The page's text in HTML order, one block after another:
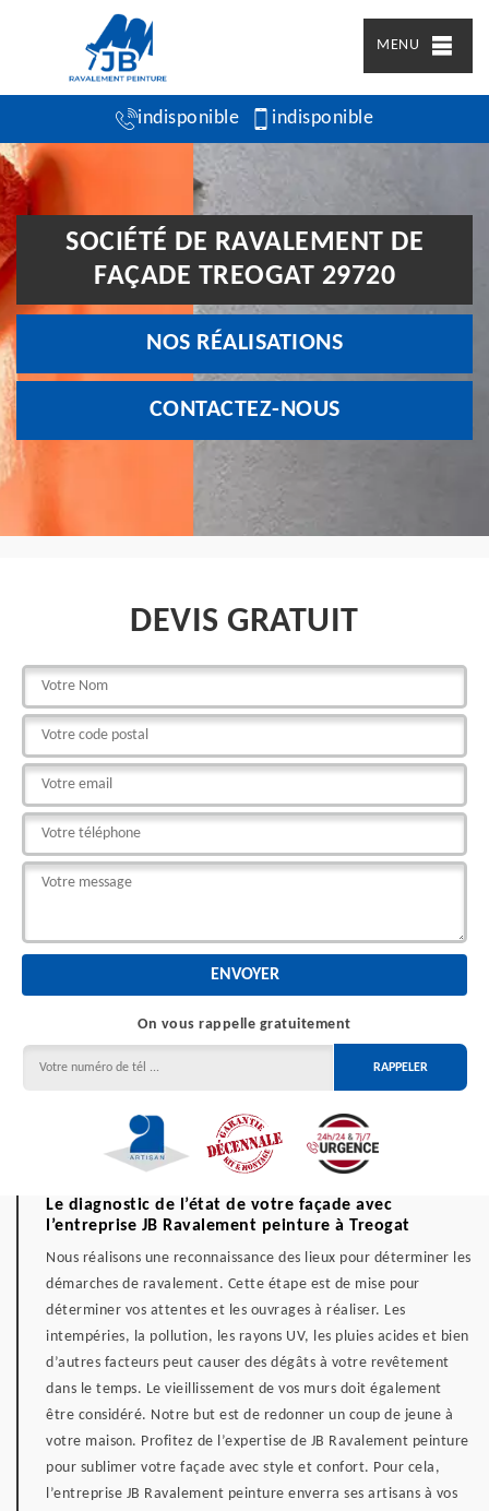
MENU
indisponible indisponible
SOCIÉTÉ DE RAVALEMENT DE
FAÇADE TREOGAT 29720
NOS RÉALISATIONS
CONTACTEZ-NOUS
DEVIS GRATUIT
On vous rappelle gratuitement
Le diagnostic de l’état de votre façade avec
l’entreprise JB Ravalement peinture à Treogat
Nous réalisons une reconnaissance des lieux pour déterminer les
démarches de ravalement. Cette étape est de mise pour
déterminer vos attentes et les ouvrages à réaliser. Les
intempéries, la pollution, les rayons UV, les pluies acides et bien
d’autres facteurs peut causer des dégâts à votre revêtement
dans le temps. Le vieillissement de vos murs doit également
être considéré. Notre but est de redonner un coup de jeune à
votre maison. Profitez de l’expertise de JB Ravalement peinture
pour sublimer votre façade avec style et confort. Pour cela,
l’entreprise JB Ravalement peinture enverra ses artisans à vos